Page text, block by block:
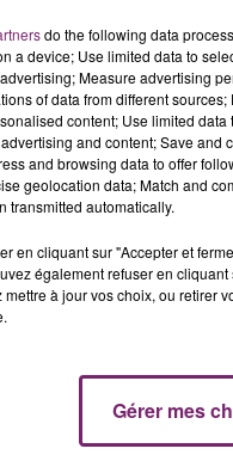
pic.twitter.com/
do the following data
a device; Use limited data to
Measure advertising
of data from different
content; Use limited
and content; Save
and browsing data to offer
geolocation data; Match and
transmitted automatically.
en cliquant sur "Accepter et
également refuser en
mettre à jour vos choix, ou retirer
Gérer mes